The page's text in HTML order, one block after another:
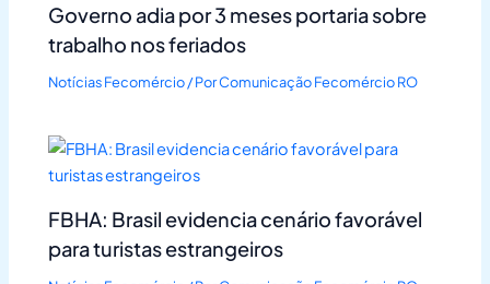
Governo adia por 3 meses portaria sobre
trabalho nos feriados
Notícias Fecomércio/ PorComunicação Fecomércio RO
FBHA: Brasil evidencia cenário favorável
para turistas estrangeiros